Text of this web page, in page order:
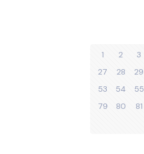
1 2 3
27
28 29
53
54 55
79
80 81